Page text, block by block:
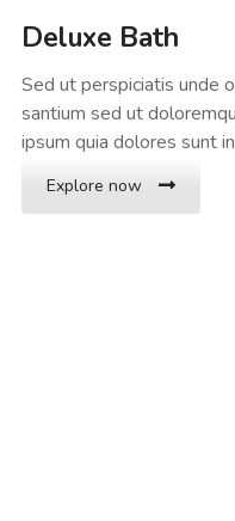
Deluxe Bath
Sed ut perspiciatis unde
santium sed ut
ipsum quia dolores sunt
Explore now